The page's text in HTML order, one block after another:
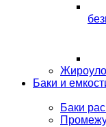
Баки и
Баки